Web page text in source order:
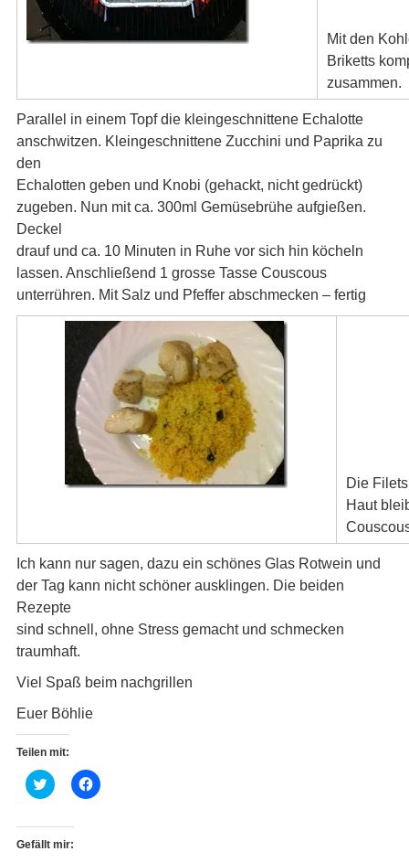
Mit den
Briketts
zusammen.
Parallel in einem Topf die kleingeschnittene Echalotte
anschwitzen. Kleingeschnittene Zucchini und Paprika zu
den
Echalotten geben und Knobi (gehackt, nicht gedrückt)
zugeben. Nun mit ca. 300ml Gemüsebrühe aufgießen.
Deckel
drauf und ca. 10 Minuten in Ruhe vor sich hin köcheln
lassen. Anschließend 1 grosse Tasse Couscous
unterrühren. Mit Salz und Pfeffer abschmecken – fertig
Die
Haut
Ich kann nur sagen, dazu ein schönes Glas Rotwein und
der Tag kann nicht schöner ausklingen. Die beiden
Rezepte
sind schnell, ohne Stress gemacht und schmecken
traumhaft.
Viel Spaß beim nachgrillen
Euer Böhlie
Teilen mit:
K
l
k
,
u
K
l
Gefällt mir: